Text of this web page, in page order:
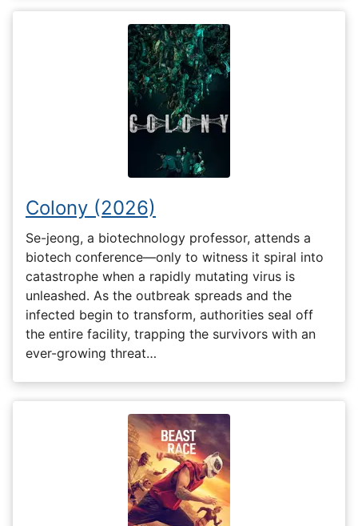
Colony (2026)
Se-jeong, a biotechnology professor, attends a
biotech conference—only to witness it spiral into
catastrophe when a rapidly mutating virus is
unleashed. As the outbreak spreads and the
infected begin to transform, authorities seal off
the entire facility, trapping the survivors with an
ever-growing threat…